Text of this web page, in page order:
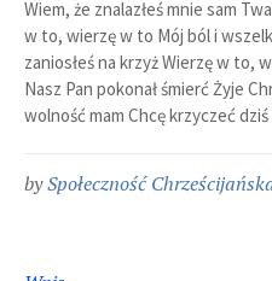
Wiem, że znalazłeś mnie sam
w to, wierzę w to Mój ból i
zaniosłeś na krzyż Wierzę w to,
Nasz Pan pokonał śmierć Żyje
wolność mam Chcę krzyczeć
bySpołeczność